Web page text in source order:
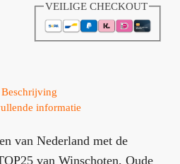
VEILIGE CHECKOUT
Beschrijving
informatie
van Nederland met de
van Winschoten, Oude